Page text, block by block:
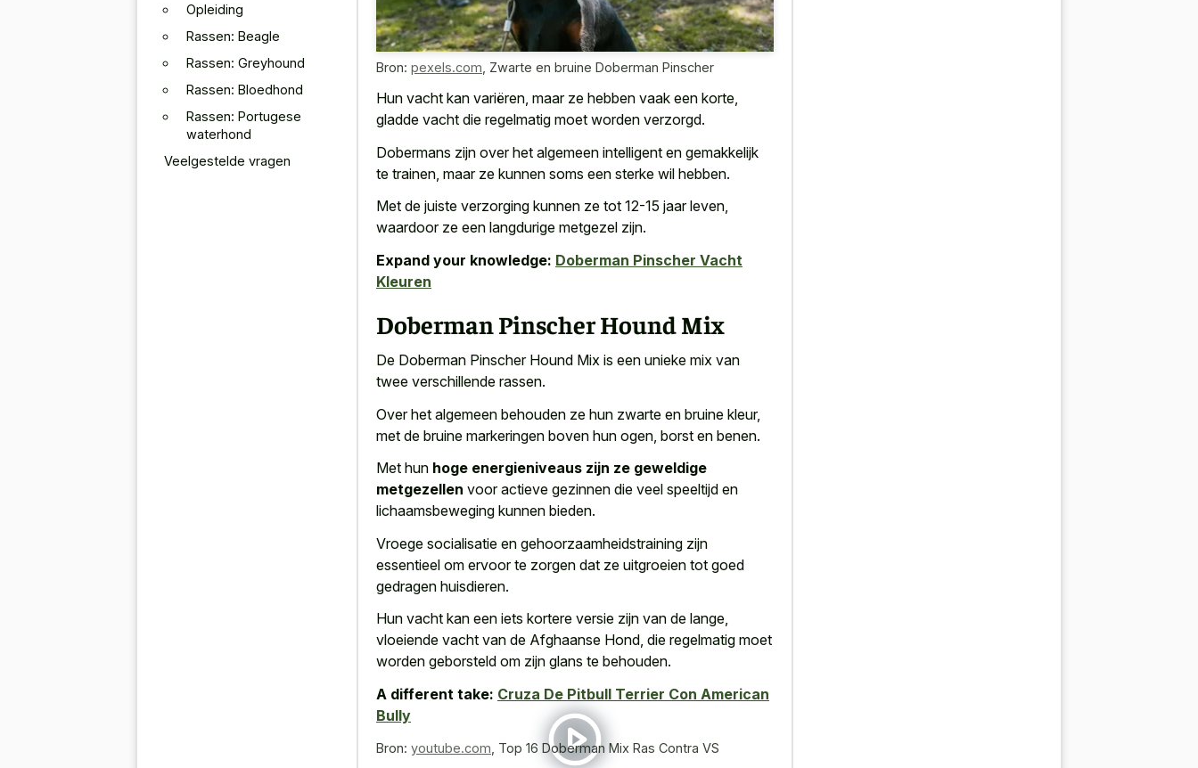
Opleiding
Rassen: Beagle
Rassen: Greyhound
Rassen: Bloedhond
Rassen: Portugese
waterhond
Veelgestelde vragen
Bron: pexels.com Zwarte en bruine Doberman Pinscher
Hun vacht kan variëren, maar ze hebben vaak een korte,
gladde vacht die regelmatig moet worden verzorgd.
Dobermans zijn over het algemeen intelligent en gemakkelijk
te trainen, maar ze kunnen soms een sterke wil hebben.
Met de juiste verzorging kunnen ze tot 12-15 jaar leven,
waardoor ze een langdurige metgezel zijn.
Expand your knowledge: Doberman Pinscher Vacht
Kleuren
Doberman Pinscher Hound Mix
De Doberman Pinscher Hound Mix is een unieke mix van
twee verschillende rassen.
Over het algemeen behouden ze hun zwarte en bruine kleur,
met de bruine markeringen boven hun ogen, borst en benen.
Met hun hoge energieniveaus zijn ze geweldige
metgezellen voor actieve gezinnen die veel speeltijd en
lichaamsbeweging kunnen bieden.
Vroege socialisatie en gehoorzaamheidstraining zijn
essentieel om ervoor te zorgen dat ze uitgroeien tot goed
gedragen huisdieren.
Hun vacht kan een iets kortere versie zijn van de lange,
vloeiende vacht van de Afghaanse Hond, die regelmatig moet
worden geborsteld om zijn glans te behouden.
A different take: Cruza De Pitbull Terrier Con American
Bully
Bron: youtube.com Top 16 Doberman Mix Ras Contra VS